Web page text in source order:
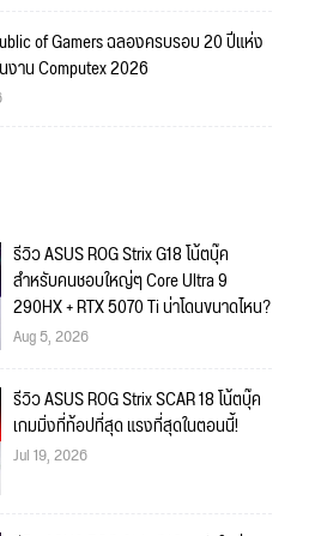
of Gamers ฉลองครบรอบ 20 ปีแห่ง
าน Computex 2026
รีวิว ASUS ROG Strix G18 โน้ตบุ๊ค
สำหรับคนชอบใหญ่ๆ Core Ultra 9
290HX + RTX 5070 Ti น่าโดนขนาดไหน?
Aug 5, 2026
รีวิว ASUS ROG Strix SCAR 18 โน้ตบุ๊ค
เกมมิ่งที่ท้อปที่สุด แรงที่สุดในตอนนี้!
Jul 19, 2026